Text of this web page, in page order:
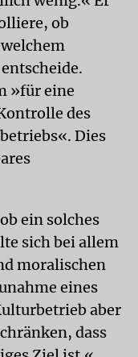
ob
»für eine
des
Dies
ein solches
sich bei allem
moralischen
eines
aber
dass